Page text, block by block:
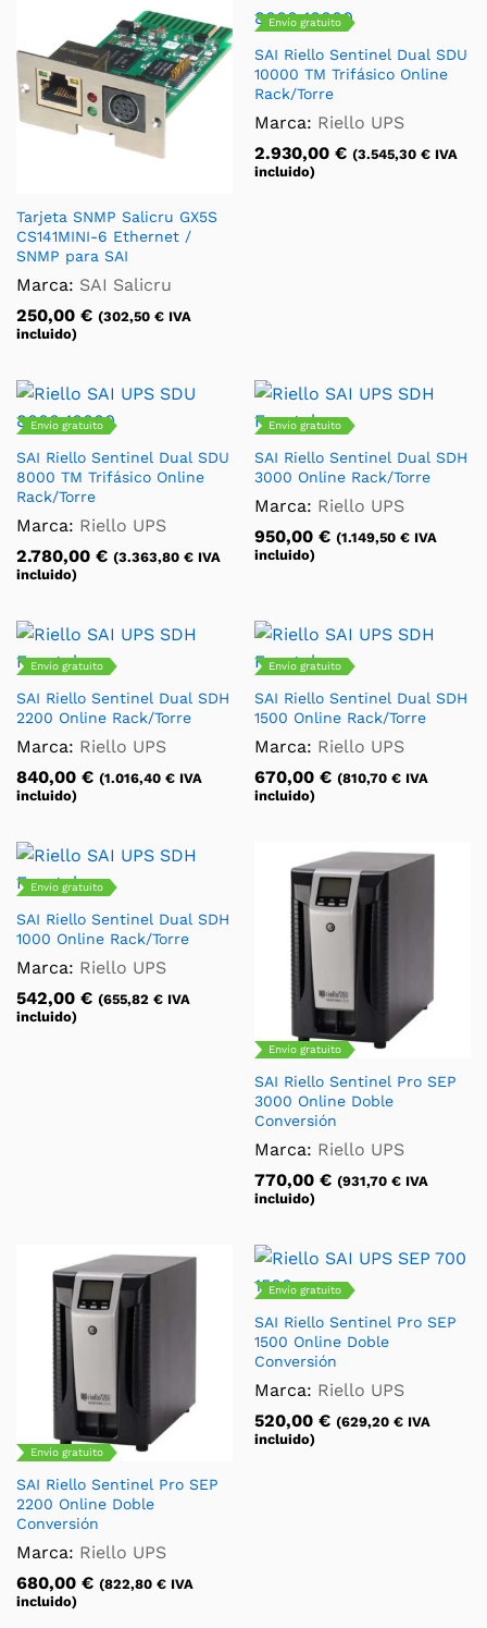
Tarjeta SNMP Salicru GX5S
CS141MINI-6 Ethernet /
SNMP para SAI
Marca: SAI Salicru
250,00 € (302,50 € IVA
incluido)
Envío gratuito
SAI Riello Sentinel Dual SDU
10000 TM Trifásico Online
Rack/Torre
Marca: Riello UPS
2.930,00 € (3.545,30 € IVA
incluido)
Envío gratuito
SAI Riello Sentinel Dual SDU
8000 TM Trifásico Online
Rack/Torre
Marca: Riello UPS
2.780,00 € (3.363,80 € IVA
incluido)
Envío gratuito
SAI Riello Sentinel Dual SDH
3000 Online Rack/Torre
Marca: Riello UPS
950,00 € (1.149,50 € IVA
incluido)
Envío gratuito
SAI Riello Sentinel Dual SDH
2200 Online Rack/Torre
Marca: Riello UPS
840,00 € (1.016,40 € IVA
incluido)
Envío gratuito
SAI Riello Sentinel Dual SDH
1500 Online Rack/Torre
Marca: Riello UPS
670,00 € (810,70 € IVA
incluido)
Envío gratuito
SAI Riello Sentinel Dual SDH
1000 Online Rack/Torre
Marca: Riello UPS
542,00 € (655,82 € IVA
incluido)
Envío gratuito
SAI Riello Sentinel Pro SEP
3000 Online Doble
Conversión
Marca: Riello UPS
770,00 € (931,70 € IVA
incluido)
Envío gratuito
SAI Riello Sentinel Pro SEP
2200 Online Doble
Conversión
Marca: Riello UPS
680,00 € (822,80 € IVA
incluido)
Envío gratuito
SAI Riello Sentinel Pro SEP
1500 Online Doble
Conversión
Marca: Riello UPS
520,00 € (629,20 € IVA
incluido)